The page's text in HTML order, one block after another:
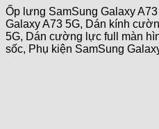
Ốp lưng SamSung Galaxy
Galaxy A73 5G, Dán kính
5G, Dán cường lực full màn
sốc, Phụ kiện SamSung